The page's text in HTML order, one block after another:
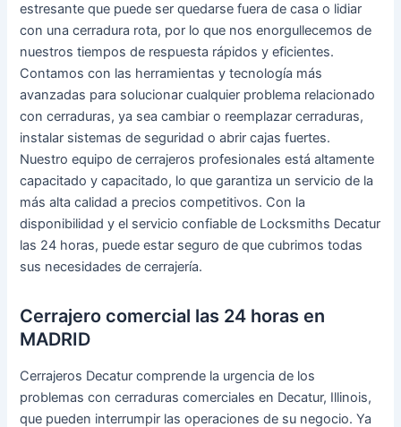
estresante que puede ser quedarse fuera de casa o lidiar
con una cerradura rota, por lo que nos enorgullecemos de
nuestros tiempos de respuesta rápidos y eficientes.
Contamos con las herramientas y tecnología más
avanzadas para solucionar cualquier problema relacionado
con cerraduras, ya sea cambiar o reemplazar cerraduras,
instalar sistemas de seguridad o abrir cajas fuertes.
Nuestro equipo de cerrajeros profesionales está altamente
capacitado y capacitado, lo que garantiza un servicio de la
más alta calidad a precios competitivos. Con la
disponibilidad y el servicio confiable de Locksmiths Decatur
las 24 horas, puede estar seguro de que cubrimos todas
sus necesidades de cerrajería.
Cerrajero comercial las 24 horas en
MADRID
Cerrajeros Decatur comprende la urgencia de los
problemas con cerraduras comerciales en Decatur, Illinois,
que pueden interrumpir las operaciones de su negocio. Ya